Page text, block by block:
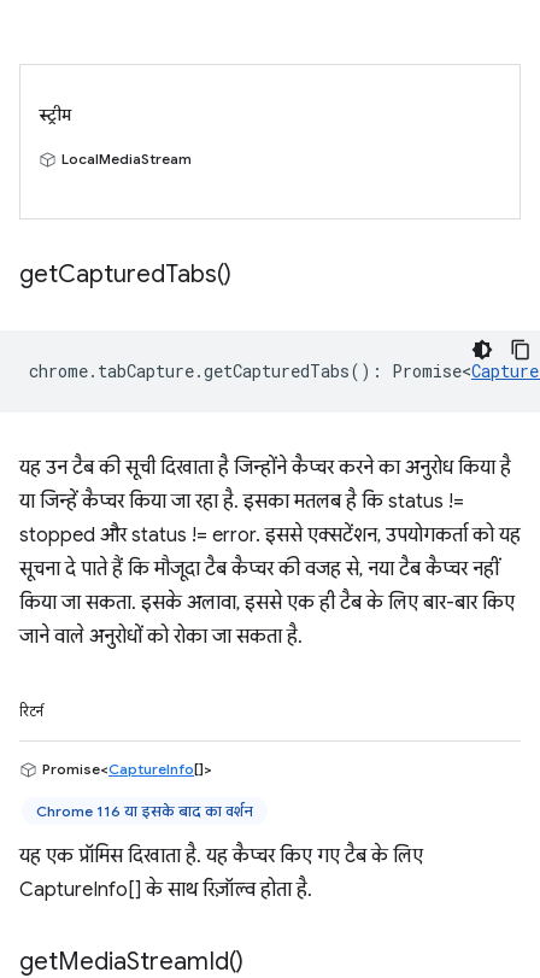
स्ट्रीम
LocalMediaStream
getCapturedTabs()
chrome. tabCapture.getCapturedTabs() : Promise<
यह उन टैब की सूची दिखाता है जिन्होंने कैप्चर करने का अनुरोध किया है
या जिन्हें कैप्चर किया जा रहा है. इसका मतलब है कि status !=
stopped और status != error. इससे एक्सटेंशन, उपयोगकर्ता को यह
सूचना दे पाते हैं कि मौजूदा टैब कैप्चर की वजह से, नया टैब कैप्चर नहीं
किया जा सकता. इसके अलावा, इससे एक ही टैब के लिए बार-बार किए
जाने वाले अनुरोधों को रोका जा सकता है.
रिटर्न
Promise<CaptureInfo[]>
Chrome 116 या इसके बाद का वर्शन
यह एक प्रॉमिस दिखाता है. यह कैप्चर किए गए टैब के लिए
CaptureInfo[] के साथ रिज़ॉल्व होता है.
getMediaStreamId()